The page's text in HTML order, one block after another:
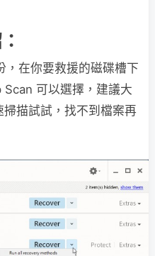
，在你要救援的磁碟槽下
可以選擇，建議大
描試試，找不到檔案再